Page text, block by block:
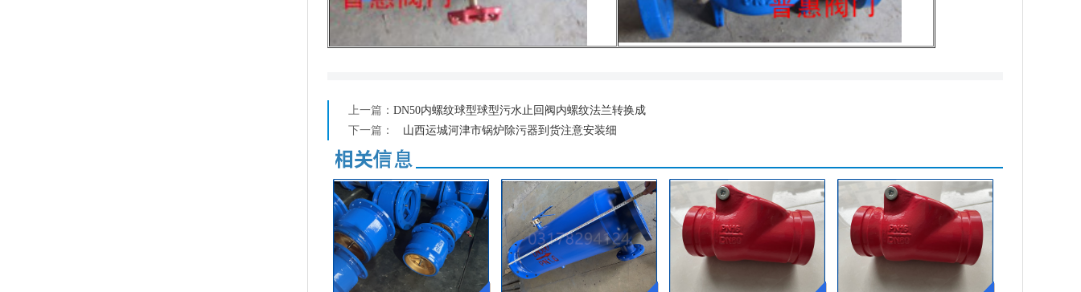
上一篇： DN50内螺纹球型球型污水止回阀内螺纹法兰转换成
下一篇：
山西运城河津市锅炉除污器到货注意安装细